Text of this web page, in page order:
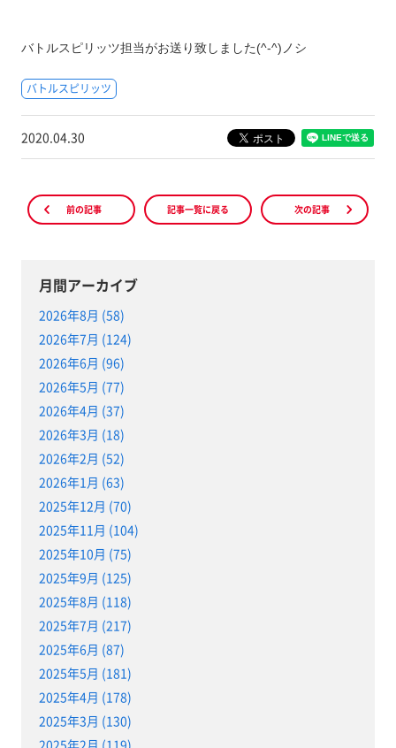
バトルスピリッツ担当がお送り致しました(^-^)ノシ
バトルスピリッツ
2020.04.30
前の記事 記事一覧に戻る 次の記事
月間アーカイブ
2026年8月 (58)
2026年7月 (124)
2026年6月 (96)
2026年5月 (77)
2026年4月 (37)
2026年3月 (18)
2026年2月 (52)
2026年1月 (63)
2025年12月 (70)
2025年11月 (104)
2025年10月 (75)
2025年9月 (125)
2025年8月 (118)
2025年7月 (217)
2025年6月 (87)
2025年5月 (181)
2025年4月 (178)
2025年3月 (130)